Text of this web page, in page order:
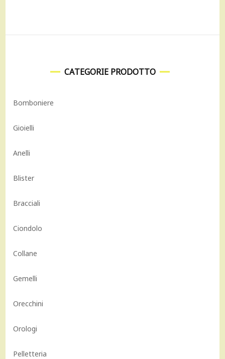
CATEGORIE PRODOTTO
Bomboniere
Gioielli
Anelli
Blister
Bracciali
Ciondolo
Collane
Gemelli
Orecchini
Orologi
Pelletteria